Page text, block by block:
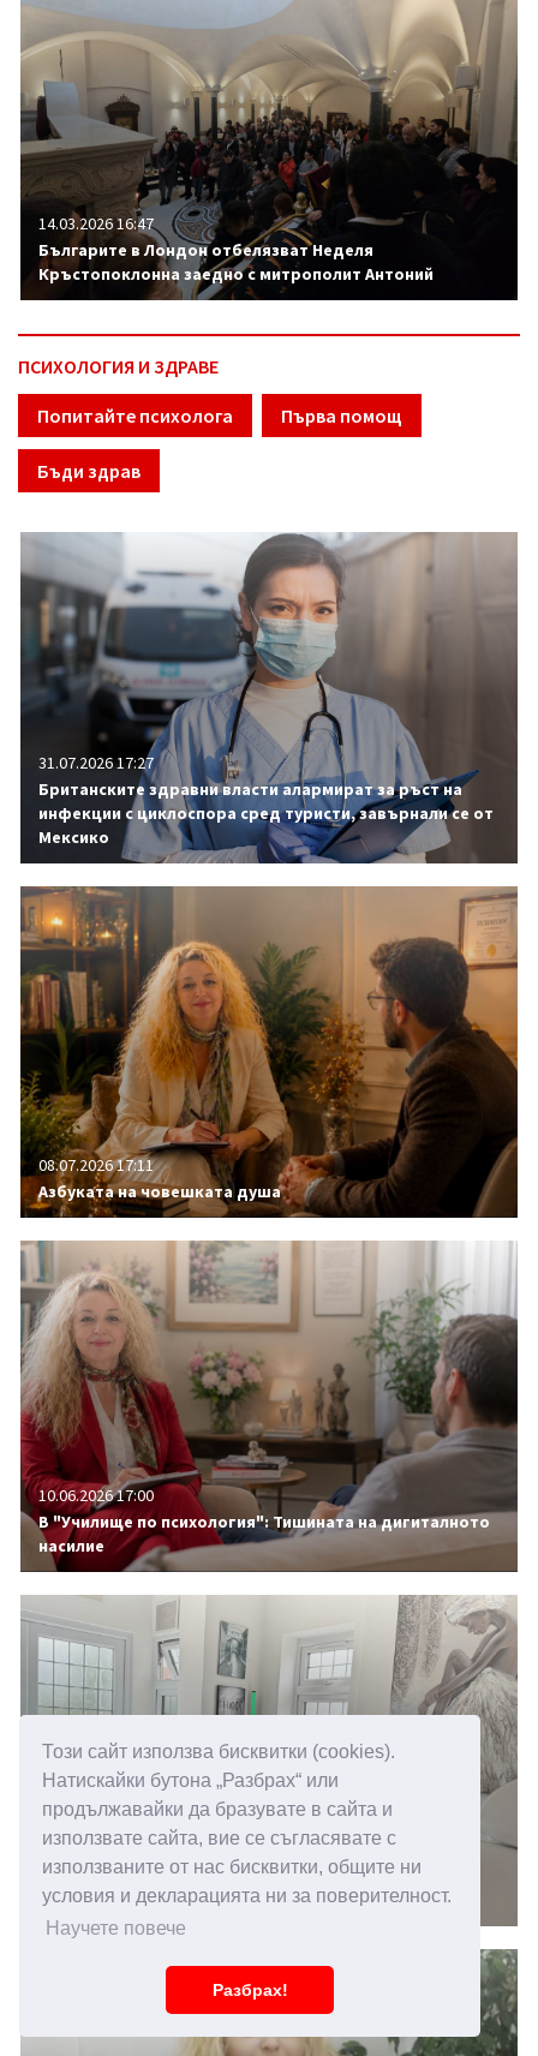
Този сайт използва бисквитки (cookies).
Натискайки бутона „Разбрах“ или
продължавайки да бразувате в сайта и
използвате сайта, вие се съгласявате с
използваните от нас бисквитки, общите ни
условия и декларацията ни за поверителност.
Научете повече
Разбрах!
14.03.2026 16:47
Българите в Лондон отбелязват Неделя
Кръстопоклонна заедно с митрополит Антоний
ПСИХОЛОГИЯ И ЗДРАВЕ
Попитайте психолога Първа помощ
Бъди здрав
31.07.2026 17:27
Британските здравни власти алармират за ръст на
инфекции с циклоспора сред туристи, завърнали се от
Мексико
08.07.2026 17:11
Азбуката на човешката душа
10.06.2026 17:00
В "Училище по психология": Тишината на дигиталното
насилие
14.05.2026 15:00
Повишена чувствителност към звуци, какви са
причините